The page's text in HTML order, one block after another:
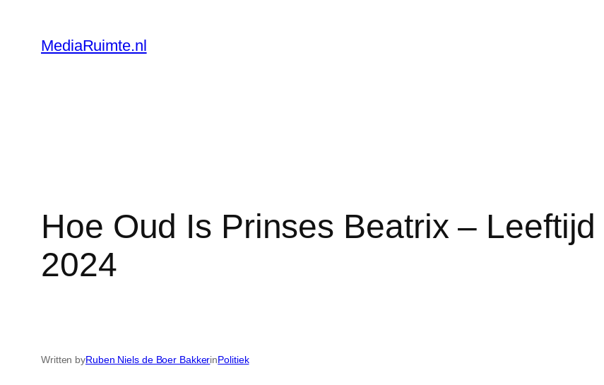
content
MediaRuimte.nl
Hoe Oud Is Prinses Beatrix –
2024
Written byRuben Niels de Boer BakkerinPolitiek